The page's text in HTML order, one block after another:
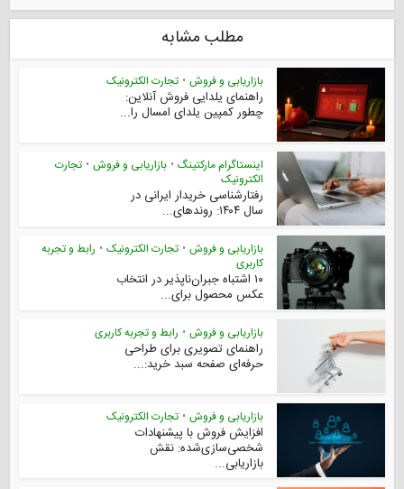
مطلب مشابه
بازاریابی و فروش • تجارت الکترونیک
راهنمای یلدایی فروش آنلاین:
چطور کمپین یلدای امسال را...
اینستاگرام مارکتینگ • بازاریابی و فروش • تجارت
الکترونیک
رفتارشناسی خریدار ایرانی در
سال ۱۴۰۴: روندهای...
بازاریابی و فروش • تجارت الکترونیک • رابط و تجربه
کاربری
۱۰ اشتباه جبران‌ناپذیر در انتخاب
عکس محصول برای...
بازاریابی و فروش • رابط و تجربه کاربری
راهنمای تصویری برای طراحی
حرفه‌ای صفحه سبد خرید:...
بازاریابی و فروش • تجارت الکترونیک
افزایش فروش با پیشنهادات
شخصی‌سازی‌شده: نقش
بازاریابی...